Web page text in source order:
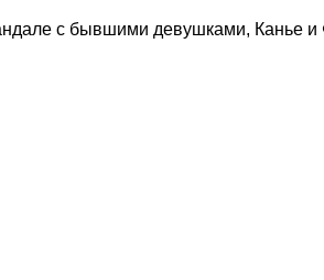
с бывшими девушками, Канье